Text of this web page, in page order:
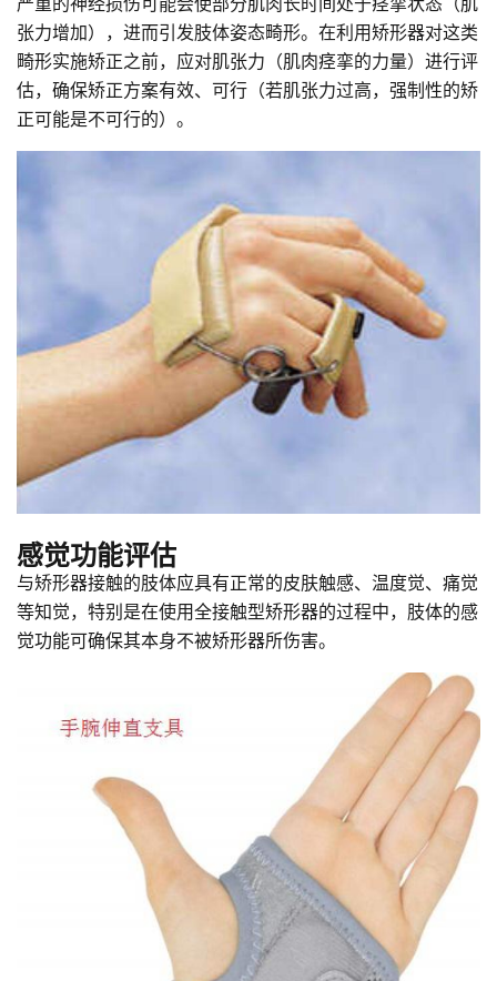
张力增加），进而引发肢体姿态畸形。在利用矫形器对这类
畸形实施矫正之前，应对肌张力（肌肉痉挛的力量）进行评
估，确保矫正方案有效、可行（若肌张力过高，强制性的矫
正可能是不可行的）。
感觉功能评估
与矫形器接触的肢体应具有正常的皮肤触感、温度觉、痛觉
等知觉，特别是在使用全接触型矫形器的过程中，肢体的感
觉功能可确保其本身不被矫形器所伤害。